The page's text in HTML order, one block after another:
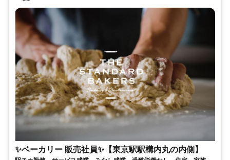
✨ベーカリー 販売社員✨【東京駅駅構内丸の内側】